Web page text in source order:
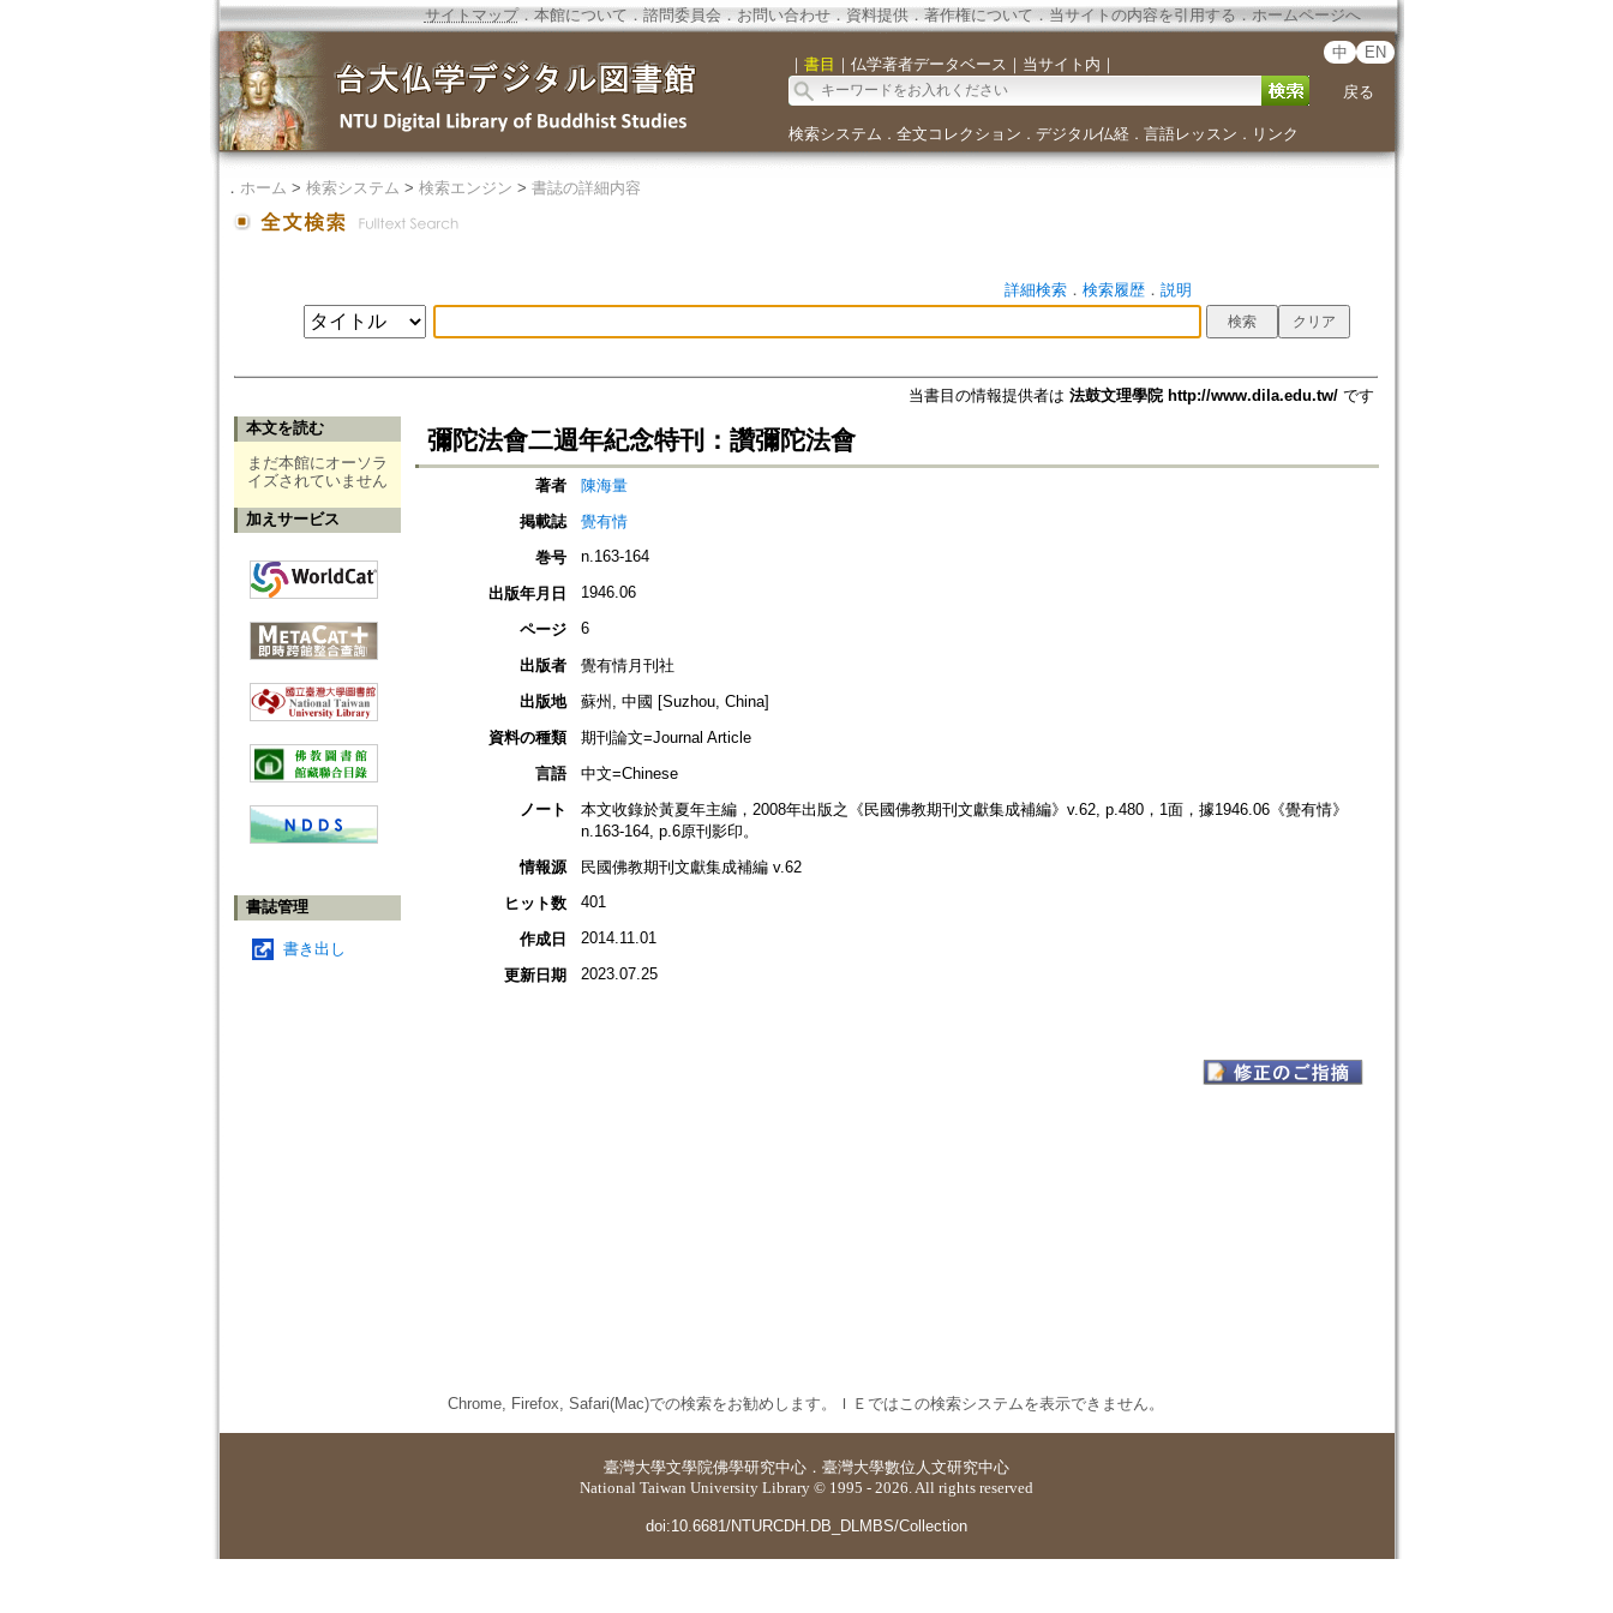
サイトマップ．本館について ． 諮問委員会． お問い合わせ． 資料提供． 著作権について．当サイトの内容を引用する ． ホームページへ
｜ 書目 ｜ 仏学著者データベース ｜ 当サイト内 ｜
中 EN
戻る
検索システム ． 全文コレクション ． デジタル仏経． 言語レッスン ． リンク
． ホーム > 検索システム > 検索エンジン > 書誌の詳細内容
詳細検索． 検索履歴． 説明
当書目の情報提供者は 法鼓文理學院 http://www.dila.edu.tw/です
本文を読む
まだ本館にオーソラ
イズされていません
加えサービス
書誌管理
書き出し
彌陀法會二週年紀念特刊：讚彌陀法會
著者
陳海量
掲載誌
覺有情
巻号
n.163-164
出版年月日 1946.06
ページ 6
出版者
覺有情月刊社
出版地
蘇州, 中國 [Suzhou, China]
資料の種類
期刊論文=Journal Article
言語
中文=Chinese
ノート
本文收錄於黃夏年主編，2008年出版之《民國佛教期刊文獻集成補編》v.62, p.480，1面，據1946.06《覺有情》
n.163-164, p.6原刊影印。
情報源
民國佛教期刊文獻集成補編 v.62
ヒット数
401
作成日 2014.11.01
更新日期 2023.07.25
Chrome, Firefox, Safari(Mac)での検索をお勧めします。ＩＥではこの検索システムを表示できません。
臺灣大學文學院佛學研究中心 ． 臺灣大學數位人文研究中心
National Taiwan University Library © 1995 - 2026. All rights reserved
doi:10.6681/NTURCDH.DB_DLMBS/Collection